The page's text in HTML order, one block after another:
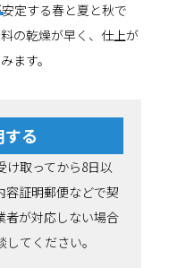
定する春と夏と秋で
の乾燥が早く、仕上が
ます。
る
け取ってから8日以
容証明郵便などで契
者が対応しない場合
てください。